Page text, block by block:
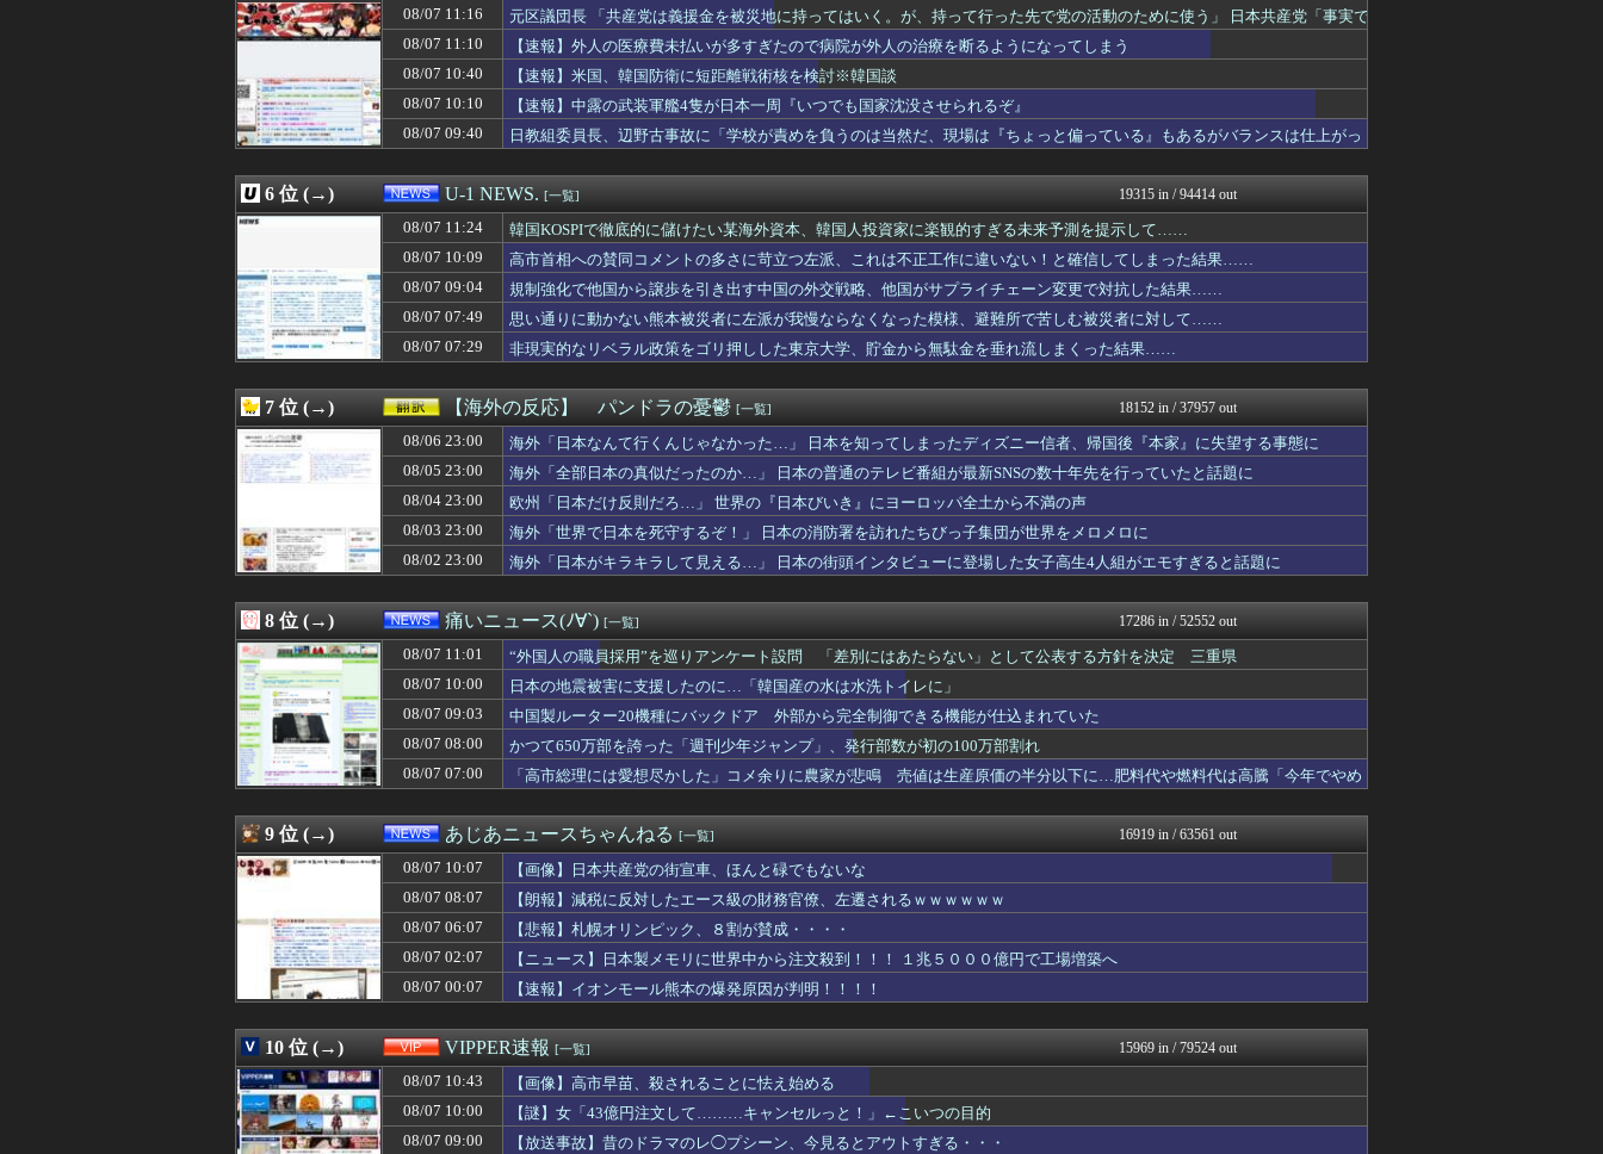
08/07 11:00
「深酒を控えて」熊本県警がXで注意喚起 「泥酔者」通報頻発、これは地震被害の影...
みそパンNEWS
08/07 11:00
【1/2】夫と死別して実家に戻った私に弟嫁が「男の子だったらあげますよ☆」と妊...
修羅の華-家庭・生活まとめ
ムーキーベッツ 打率.233 OPS.685 12年契約 残り8年
MLB NEWS@まとめ
08/07 11:00
【魚】琉球大、宮古島沖で世界2例目・日本初記録の「コモレビアゴアマダイ」発見
08/07 11:00
韓国人「撤去対象の最下位等級の橋がヤバすぎる…上はバス、下は散歩道」→「地方自...
08/07 11:00
【朗報】韓国人「日本のガソリンスタンド、ここまでやるのか…」
ニチカン！
08/07 11:00
おすすめの脱毛サロン教えてくれよ
ファ板速報
08/07 10:59
【朗報】Amazon、汗が飛び散る灼熱の「マンガ毎週末セール（50%還元）」を...
08/07 10:57
トイレが一つしかない居酒屋で友人がトイレに籠もってしまった。他の客が我慢の限界...
怒り新党～仕返し・復讐・修...
08/07 10:57
管理会社「エレベーターホールでは遊ばせないでください」私「うちの子じゃないんで...
素敵な鬼女様
この若者言葉の意味分かるならプラス
怒り新党～仕返し・復讐・修...
08/07 10:56
アメリカ発のカジュアルアウトドアブランド「MADDEN（メデン）」のポップアッ...
ファ板速報
08/07 10:56
ナノ・ユニバース、「2026 AUTUMN WINTER PRE ORDER」...
ファ板速報
08/07 10:56
すべてのキャリー・ブラッドショーファンに贈る、Desigualのニュースペーパ...
ファ板速報
08/07 10:56
City Ambient ProductsとFOOT INDUSTRYによる別...
ファ板速報
08/07 10:56
STACCATO、2026年秋コレクションを発表 8月26日より新作アイテムを...
ファ板速報
08/07 10:56
GLOBAL WORKとReebokが初のコラボレーション！名作「CLUB C...
ファ板速報
08/07 10:55
高校野球でミスして負けたらそれを一生引きずる事になるって残酷すぎるよな
08/07 10:55
【動画】昔のドラマのレ●プシーン、リアルすぎて今見ると完全にアウト
もみあげチャ～シュ～
08/07 10:55
「プチプチ」の川上産業、「プチプチ株式会社」に社名変更 創業58年で [8/...
国難にあってもの申す！！
08/07 10:52
【櫻坂46】メンバー＆OGがラヴィット出演へ！！！
櫻坂46まとめもり～
嫁からマジで離婚を切り出されている。俺がネトゲしすぎて全くかまわなかったのが原...
08/07 10:50
【問題山積み】結婚記念日に行為拒否された理由がコレwwww旦那の「アル中」生活...
気団まとめ-噫無情-｜嫁・...
08/07 10:50
【悲報】隣家の室外機、限界突破ｗｗｗｗｗｗｗ （※画像あり）
ラビット速報
08/07 10:47
某ガチャガチャ売場「店内放送でお探しものがありましたらお気軽に近くの従業員へお...
スマブラ屋さん | スマブ...
08/07 10:46
【朗報】アラブ、秋田県に2兆円の投資ｗｗｗｗｗｗｗｗｗ
なんJ PRIDE
08/07 10:44
【朗報】学生なのに月１億稼ぐ嬢、発見される
08/07 10:43
【画像】高市早苗、殺されることに怯え始める
VIPPER速報
08/07 10:42
長瀬智也さん、バイク画像を投稿するも見た目が汚らしいとネットの女性たちから批判...
08/07 10:41
【画像】カンニング竹山、目の前で嫁を寝取られてて草wwwww
BIPブログ
08/07 10:40
【朗報】杉谷拳士さん、打者としていまいちだった理由が判明ｗｗｗｗｗｗｗｗｗｗｗ
なんじぇいスタジアム＠なん...
08/07 10:40
エッセイスト「原爆を二度と使わせてはならない」→「もちろん中国の核も非難する？...
08/07 10:40
盗撮魔「大学一の美女のトイレ盗撮してたらマ○コから精液出てきたんだが…」（動画...
ポッカキット
08/07 10:40
【速報】米国、韓国防衛に短距離戦術核を検討※韓国談
おーるじゃんる
08/07 10:39
【悲報】町のお弁当屋さん「申し訳ないが消費税1%になったらその分商品代を値上げ...
ゴールデンタイムズ
08/07 10:39
保険屋のおばちゃんが苦手。用事あって家に来てもらったらずっと自分の話ばかり3,...
おうち速報
08/07 10:39
カルティエ
友人の親が営む店で車を購入しただけなのに、友人から「裏切った」と責められるよう...
【画像】ヤバすぎるペアルック、発見されるｗｗｗwｗｗｗｗｗｗｗｗｗ
うしみつ-5chまとめ-
08/07 10:36
【悲報】財務省、大型連休中の為替介入額がとんでもないことに！これって俺たちの税...
08/07 10:35
【謎】RPGの敵キャラの「毒無効」「混乱無効」みたいなのって冷静に考えるとおか...
わんこーる速報！
08/07 10:35
先生から電話があったんだけど、「～とか～」「～とか考えて～」と何度も言ってたの...
子育てちゃんねる
08/07 10:35
中国にて、誰も欲しがらないEVを「売れたこと」にして補助金を騙し取る事案が横行...
まとめたニュース
08/07 10:34
【女子バレー】185センチ・木村沙織、息子に「高い高い」求められ衝撃展開激白 ...
筋肉速報
08/07 10:33
SHEINのブラのレビューで画像有りのフィルタ使うと素人のおっぱい見放題ｗｗｗ...
いたしん！
08/07 10:32
不倫相手(男)の「心」を完全に掴んだ私、こうなってしまう・・・
08/07 10:31
西武ファンなんやが まだイケるか？言うてそこまで深刻な状況ちゃうよな？
08/07 10:31
彼女が失踪して4年になるんだけど
気団談
08/07 10:31
海外の反応：韓国サッカー協会、国際審判員らを性接待
08/07 11:16
元区議団長 「共産党は義援金を被災地に持ってはいく。が、持って行った先で党の活動のために使う」 日本共産党「事実で
はありません」
08/07 11:10
【速報】外人の医療費未払いが多すぎたので病院が外人の治療を断るようになってしまう
08/07 10:40
【速報】米国、韓国防衛に短距離戦術核を検討※韓国談
08/07 10:10
【速報】中露の武装軍艦4隻が日本一周『いつでも国家沈没させられるぞ』
08/07 09:40
日教組委員長、辺野古事故に「学校が責めを負うのは当然だ、現場は『ちょっと偏っている』もあるがバランスは仕上がっ
6 位 (→) U-1 NEWS. [一覧] 19315 in / 94414 out
08/07 11:24
韓国KOSPIで徹底的に儲けたい某海外資本、韓国人投資家に楽観的すぎる未来予測を提示して……
08/07 10:09
高市首相への賛同コメントの多さに苛立つ左派、これは不正工作に違いない！と確信してしまった結果……
08/07 09:04
規制強化で他国から譲歩を引き出す中国の外交戦略、他国がサプライチェーン変更で対抗した結果……
08/07 07:49
思い通りに動かない熊本被災者に左派が我慢ならなくなった模様、避難所で苦しむ被災者に対して……
08/07 07:29
非現実的なリベラル政策をゴリ押しした東京大学、貯金から無駄金を垂れ流しまくった結果……
7 位 (→) 【海外の反応】 パンドラの憂鬱 [一覧] 18152 in / 37957 out
08/06 23:00
海外「日本なんて行くんじゃなかった…」 日本を知ってしまったディズニー信者、帰国後『本家』に失望する事態に
08/05 23:00
海外「全部日本の真似だったのか…」 日本の普通のテレビ番組が最新SNSの数十年先を行っていたと話題に
08/04 23:00
欧州「日本だけ反則だろ…」 世界の『日本びいき』にヨーロッパ全土から不満の声
08/03 23:00
海外「世界で日本を死守するぞ！」 日本の消防署を訪れたちびっ子集団が世界をメロメロに
08/02 23:00
海外「日本がキラキラして見える…」 日本の街頭インタビューに登場した女子高生4人組がエモすぎると話題に
8 位 (→) 痛いニュース(ﾉ∀`) [一覧] 17286 in / 52552 out
08/07 11:01
“外国人の職員採用”を巡りアンケート設問 「差別にはあたらない」として公表する方針を決定 三重県
08/07 10:00
日本の地震被害に支援したのに…「韓国産の水は水洗トイレに」
08/07 09:03
中国製ルーター20機種にバックドア 外部から完全制御できる機能が仕込まれていた
08/07 08:00
かつて650万部を誇った「週刊少年ジャンプ」、発行部数が初の100万部割れ
08/07 07:00
「高市総理には愛想尽かした」コメ余りに農家が悲鳴 売値は生産原価の半分以下に…肥料代や燃料代は高騰「今年でやめ
9 位 (→) あじあニュースちゃんねる [一覧] 16919 in / 63561 out
08/07 10:07
【画像】日本共産党の街宣車、ほんと碌でもないな
08/07 08:07
【朗報】減税に反対したエース級の財務官僚、左遷されるｗｗｗｗｗｗ
08/07 06:07
【悲報】札幌オリンピック、８割が賛成・・・・
08/07 02:07
【ニュース】日本製メモリに世界中から注文殺到！！！ １兆５０００億円で工場増築へ
08/07 00:07
【速報】イオンモール熊本の爆発原因が判明！！！！
10 位 (→) VIPPER速報 [一覧] 15969 in / 79524 out
08/07 10:43
【画像】高市早苗、殺されることに怯え始める
08/07 10:00
【謎】女「43億円注文して………キャンセルっと！」←こいつの目的
08/07 09:00
【放送事故】昔のドラマのレ◯プシーン、今見るとアウトすぎる・・・